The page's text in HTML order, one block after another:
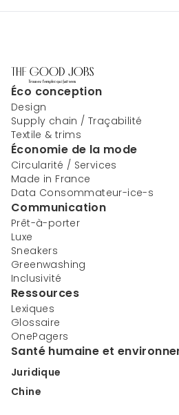
Éco conception
Design
Supply chain / Traçabilité
Textile & trims
Économie de la mode
Circularité / Services
Made in France
Data Consommateur-ice-s
Communication
Prêt-à-porter
Luxe
Sneakers
Greenwashing
Inclusivité
Ressources
Lexiques
Glossaire
OnePagers
Santé humaine et
Juridique
Chine